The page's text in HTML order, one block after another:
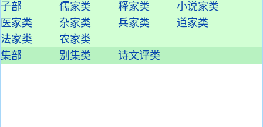
子部
儒家类 释家类
小说家类
医家类
杂家类 兵家类
道家类
法家类
农家类
集部
别集类 诗文评类